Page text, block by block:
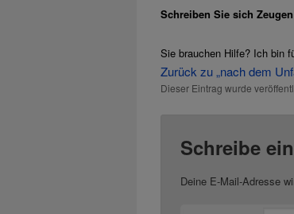
Schreiben Sie sich
Sie brauchen Hilfe? Ich bin
Zurück zu „nach dem
Dieser Eintrag wurde
Schreibe
Deine E-Mail-Adresse